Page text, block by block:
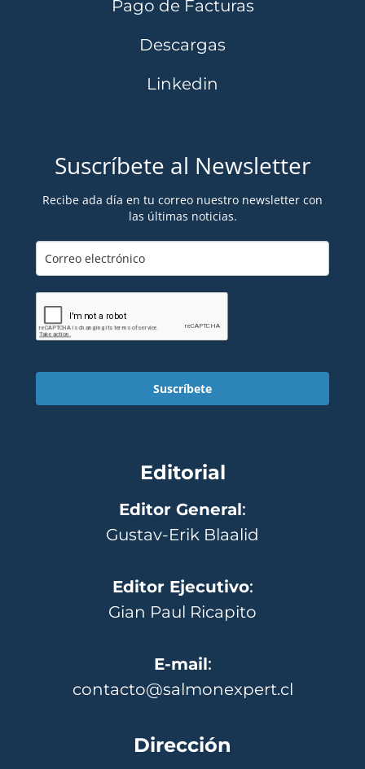
Pago de Facturas
Descargas
Linkedin
Suscríbete al Newsletter
Recibe ada día en tu correo nuestro newsletter con
las últimas noticias.
Suscríbete
Editorial
Editor General:
Gustav-Erik Blaalid
Editor Ejecutivo:
Gian Paul Ricapito
E-mail:
contacto@salmonexpert.cl
Dirección